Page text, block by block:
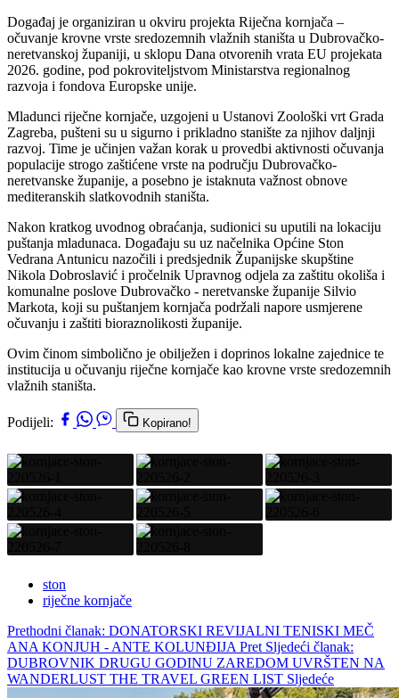
Događaj je organiziran u okviru projekta Riječna kornjača –
očuvanje krovne vrste sredozemnih vlažnih staništa u Dubrovačko-
neretvanskoj županiji, u sklopu Dana otvorenih vrata EU projekata
2026. godine, pod pokroviteljstvom Ministarstva regionalnog
razvoja i fondova Europske unije.
Mladunci riječne kornjače, uzgojeni u Ustanovi Zoološki vrt Grada
Zagreba, pušteni su u sigurno i prikladno stanište za njihov daljnji
razvoj. Time je učinjen važan korak u provedbi aktivnosti očuvanja
populacije strogo zaštićene vrste na području Dubrovačko-
neretvanske županije, a posebno je istaknuta važnost obnove
mediteranskih slatkovodnih staništa.
Nakon kratkog uvodnog obraćanja, sudionici su uputili na lokaciju
puštanja mladunaca. Događaju su uz načelnika Općine Ston
Vedrana Antunicu nazočili i predsjednik Županijske skupštine
Nikola Dobroslavić i pročelnik Upravnog odjela za zaštitu okoliša i
komunalne poslove Dubrovačko - neretvanske županije Silvio
Markota, koji su puštanjem kornjača podržali napore usmjerene
očuvanju i zaštiti bioraznolikosti županije.
Ovim činom simbolično je obilježen i doprinos lokalne zajednice te
institucija u očuvanju riječne kornjače kao krovne vrste sredozemnih
vlažnih staništa.
Podijeli: Kopirano!
ston
riječne kornjače
Prethodni članak: DONATORSKI REVIJALNI TENISKI MEČ
ANA KONJUH - ANTE KOLUNĐIJA Pret Sljedeći članak:
DUBROVNIK DRUGU GODINU ZAREDOM UVRŠTEN NA
WANDERLUST THE TRAVEL GREEN LIST Sljedeće